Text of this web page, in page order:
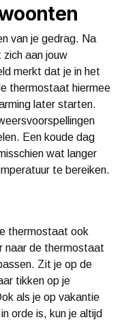
van je gedrag. Na
aan jouw
merkt dat je in het
thermostaat hiermee
later starten.
Een koude dag
wat langer
te bereiken.
thermostaat ook
naar de thermostaat
Zit je op de
tikken op je
als je op vakantie
orde is, kun je altijd